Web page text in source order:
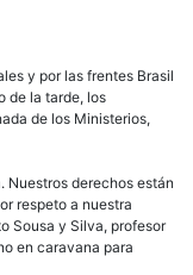
y por las frentes Brasil
de la tarde, los
de los Ministerios,
Nuestros derechos están
respeto a nuestra
Sousa y Silva, profesor
en caravana para